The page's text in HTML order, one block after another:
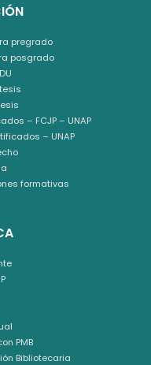
pregrado
posgrado
– FCJP – UNAP
– UNAP
formativas
PMB
Bibliotecaria